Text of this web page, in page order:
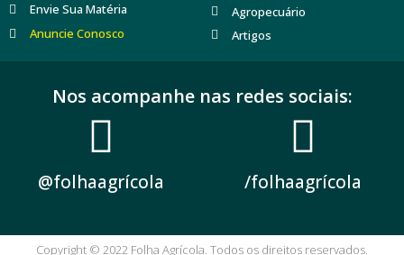
Envie Sua Matéria
Anuncie Conosco
Agropecuário
Artigos
Nos acompanhe nas redes sociais:
@folhaagrícola /folhaagrícola
Copyright © 2022 Folha Agrícola. Todos os direitos reservados.